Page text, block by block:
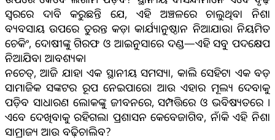
ସ୍ୱରରେ ଦାବି କରୁଛନ୍ତି ଯେ, ଏହି ଅଞ୍ଚଳରେ ଚାଲୁଥିବା ନିଶା
ବ୍ୟବସାୟ ଉପରେ ତୁରନ୍ତ କଡ଼ା କାର୍ଯ୍ୟାନୁଷ୍ଠାନ ନିଆଯାଉ। ନିୟମିତ
ଚେକିଂ, ଦୋଷୀଙ୍କୁ ଗିରଫ ଓ ଆଇନୁସାରେ ଦଣ୍ଡ—ଏହି ସବୁ ପଦକ୍ଷେପ
ନିଆଯିବା ଆବଶ୍ୟକ।
ନଚେତ୍, ଆଜି ଯାହା ଏକ ସ୍ଥାନୀୟ ସମସ୍ୟା, କାଲି ସେହିଟା ଏକ ବଡ଼
ସାମାଜିକ ସଙ୍କଟର ରୂପ ନେଇପାରେ। ଆଉ ଏହାର ମୂଲ୍ୟ ଦେବାକୁ
ପଡ଼ିବ ସାଧାରଣ ଲୋକଙ୍କୁ ଜୀବନରେ, ସମ୍ପତ୍ତିରେ ଓ ଭବିଷ୍ୟତରେ ।
ଏବେ ଦେଖିବାକୁ ରହିଗଲା ପ୍ରଶାସନ କେବେଜାଗିବ, ନାଁକି ଏହି ନିଶା
ସାମ୍ରାଜ୍ୟ ଆଉ ବଢ଼ିଚାଲିବ?